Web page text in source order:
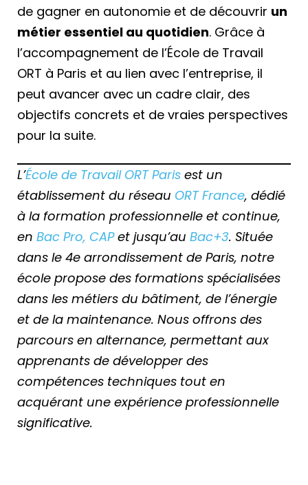
de gagner en autonomie et de découvrir un
métier essentiel au quotidien. Grâce à
l’accompagnement de l’École de Travail
ORT à Paris et au lien avec l’entreprise, il
peut avancer avec un cadre clair, des
objectifs concrets et de vraies perspectives
pour la suite.
L’École de Travail ORT Paris est un
établissement du réseau ORT France, dédié
à la formation professionnelle et continue,
en Bac Pro, CAPet jusqu’au Bac+3. Située
dans le 4e arrondissement de Paris, notre
école propose des formations spécialisées
dans les métiers du bâtiment, de l’énergie
et de la maintenance. Nous offrons des
parcours en alternance, permettant aux
apprenants de développer des
compétences techniques tout en
acquérant une expérience professionnelle
significative.